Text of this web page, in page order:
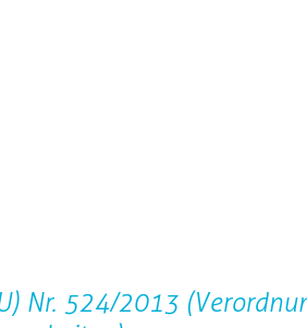
Nr. 524/2013